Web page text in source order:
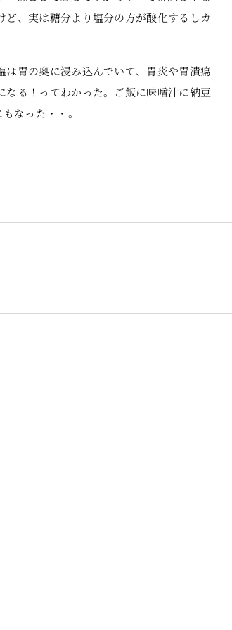
、実は糖分より塩分の方が酸化するしカ
胃の奥に浸み込んでいて、胃炎や胃潰瘍
る！ってわかった。ご飯に味噌汁に納豆
なった・・。